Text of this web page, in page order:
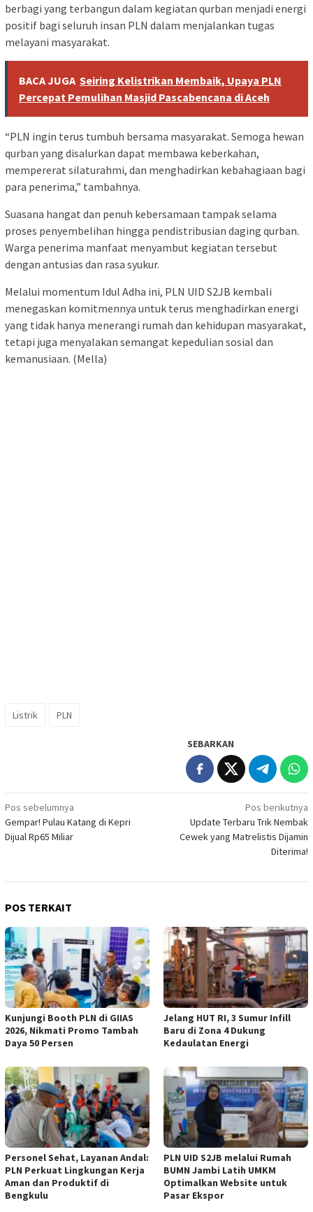
berbagi yang terbangun dalam kegiatan qurban menjadi energi
positif bagi seluruh insan PLN dalam menjalankan tugas
melayani masyarakat.
BACA JUGA Seiring Kelistrikan Membaik, Upaya PLN
Percepat Pemulihan Masjid Pascabencana di Aceh
“PLN ingin terus tumbuh bersama masyarakat. Semoga hewan
qurban yang disalurkan dapat membawa keberkahan,
mempererat silaturahmi, dan menghadirkan kebahagiaan bagi
para penerima,” tambahnya.
Suasana hangat dan penuh kebersamaan tampak selama
proses penyembelihan hingga pendistribusian daging qurban.
Warga penerima manfaat menyambut kegiatan tersebut
dengan antusias dan rasa syukur.
Melalui momentum Idul Adha ini, PLN UID S2JB kembali
menegaskan komitmennya untuk terus menghadirkan energi
yang tidak hanya menerangi rumah dan kehidupan masyarakat,
tetapi juga menyalakan semangat kepedulian sosial dan
kemanusiaan. (Mella)
Listrik PLN
SEBARKAN
Navigasi
pos
Pos sebelumnya
Gempar! Pulau Katang di Kepri
Dijual Rp65 Miliar
Pos berikutnya
Update Terbaru Trik Nembak
Cewek yang Matrelistis Dijamin
Diterima!
POS TERKAIT
Kunjungi Booth PLN di GIIAS
2026, Nikmati Promo Tambah
Daya 50 Persen
Jelang HUT RI, 3 Sumur Infill
Baru di Zona 4 Dukung
Kedaulatan Energi
Personel Sehat, Layanan Andal:
PLN Perkuat Lingkungan Kerja
Aman dan Produktif di
Bengkulu
PLN UID S2JB melalui Rumah
BUMN Jambi Latih UMKM
Optimalkan Website untuk
Pasar Ekspor